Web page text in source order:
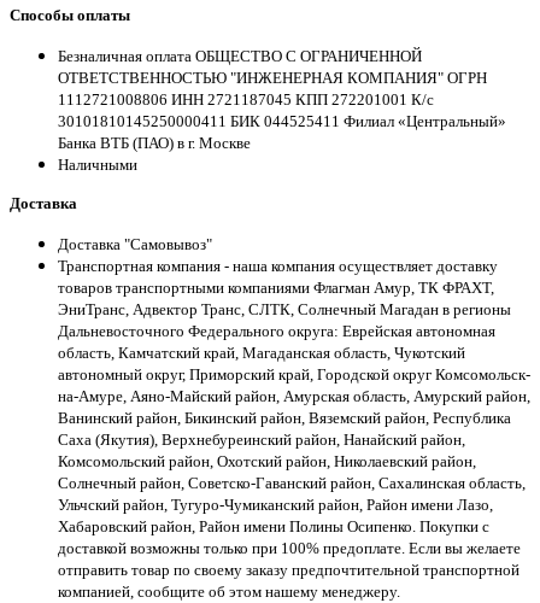
Способы оплаты
Безналичная оплата ОБЩЕСТВО С ОГРАНИЧЕННОЙ
ОТВЕТСТВЕННОСТЬЮ "ИНЖЕНЕРНАЯ КОМПАНИЯ" ОГРН
1112721008806 ИНН 2721187045 КПП 272201001 К/с
30101810145250000411 БИК 044525411 Филиал «Центральный»
Банка ВТБ (ПАО) в г. Москве
Наличными
Доставка
Доставка "Самовывоз"
Транспортная компания - наша компания осуществляет доставку
товаров транспортными компаниями Флагман Амур, ТК ФРАХТ,
ЭниТранс, Адвектор Транс, СЛТК, Солнечный Магадан в регионы
Дальневосточного Федерального округа: Еврейская автономная
область, Камчатский край, Магаданская область, Чукотский
автономный округ, Приморский край, Городской округ Комсомольск-
на-Амуре, Аяно-Майский район, Амурская область, Амурский район,
Ванинский район, Бикинский район, Вяземский район, Республика
Саха (Якутия), Верхнебуреинский район, Нанайский район,
Комсомольский район, Охотский район, Николаевский район,
Солнечный район, Советско-Гаванский район, Сахалинская область,
Ульчский район, Тугуро-Чумиканский район, Район имени Лазо,
Хабаровский район, Район имени Полины Осипенко. Покупки с
доставкой возможны только при 100% предоплате. Если вы желаете
отправить товар по своему заказу предпочтительной транспортной
компанией, сообщите об этом нашему менеджеру.